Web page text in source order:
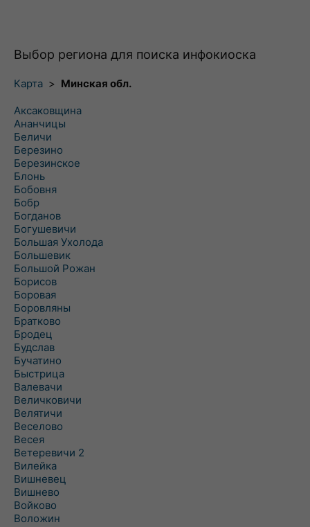
Выбор региона для поиска инфокиоска
Карта > Минская обл.
Аксаковщина
Ананчицы
Беличи
Березино
Березинское
Блонь
Бобовня
Бобр
Богданов
Богушевичи
Большая Ухолода
Большевик
Большой Рожан
Борисов
Боровая
Боровляны
Братково
Бродец
Будслав
Бучатино
Быстрица
Валевачи
Величковичи
Велятичи
Веселово
Весея
Ветеревичи 2
Вилейка
Вишневец
Вишнево
Войково
Воложин